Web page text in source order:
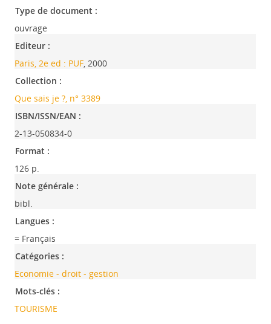
Type de document :
ouvrage
Editeur :
Paris, 2e ed : PUF, 2000
Collection :
Que sais je ?, n° 3389
ISBN/ISSN/EAN :
2-13-050834-0
Format :
126 p.
Note générale :
bibl.
Langues :
= Français
Catégories :
Economie - droit - gestion
Mots-clés :
TOURISME